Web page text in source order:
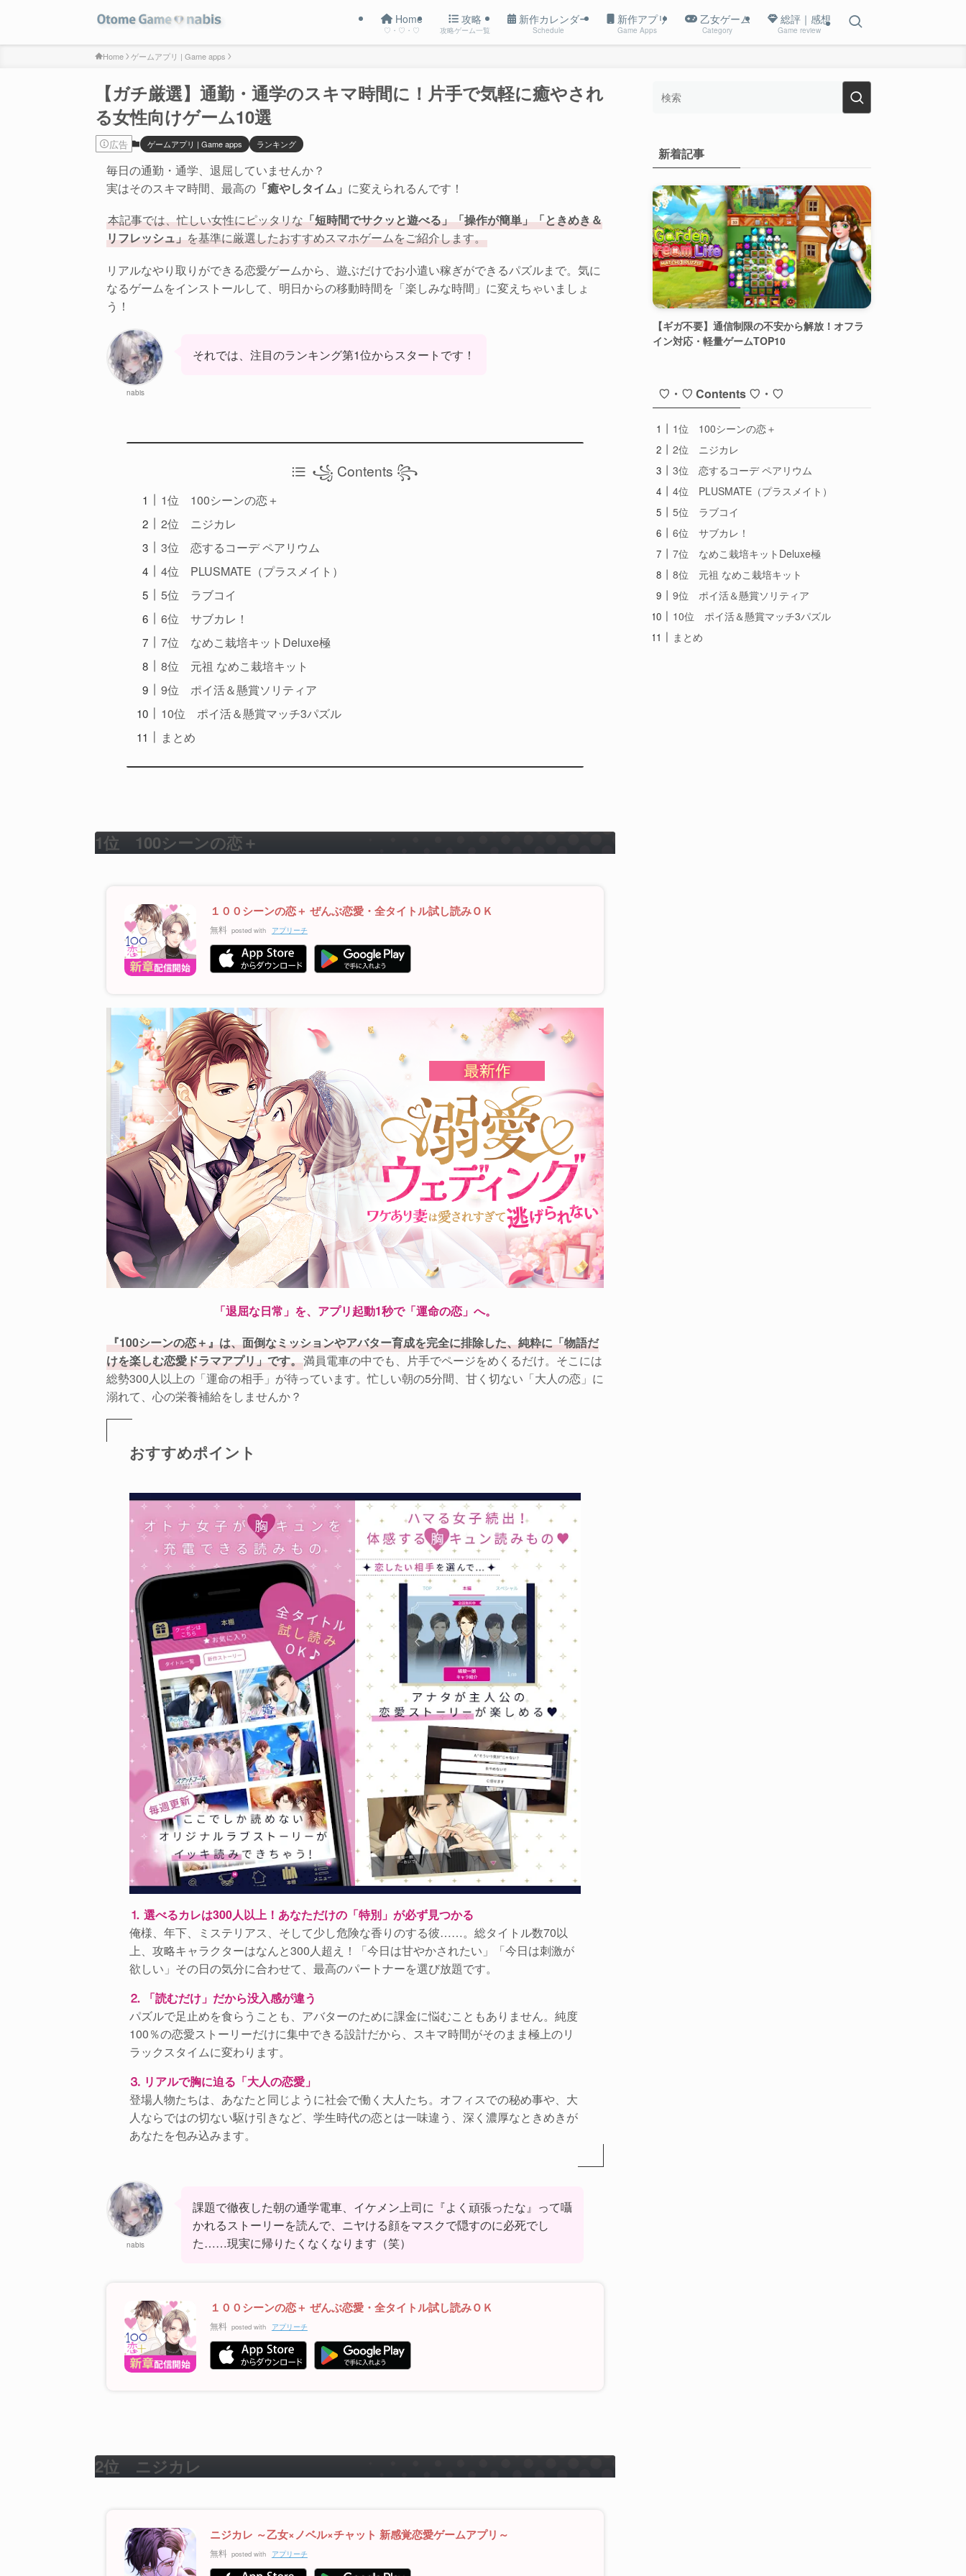
Home
♡・♡・♡
攻略
攻略ゲーム一覧
新作カレンダー
Schedule
新作アプリ
Game Apps
乙女ゲーム
Category
総評｜感想
Game review
Home ゲームアプリ | Game apps
【ガチ厳選】通勤・通学のスキマ時間に！片手で気軽に癒やされ
る女性向けゲーム10選
広告 ゲームアプリ | Game apps ランキング
毎日の通勤・通学、退屈していませんか？
実はそのスキマ時間、最高の 「癒やしタイム」 に変えられるんです！
本記事では、忙しい女性にピッタリな「短時間でサクッと遊べる」「操作が簡単」「ときめき＆
リフレッシュ」を基準に厳選したおすすめスマホゲームをご紹介します。
リアルなやり取りができる恋愛ゲームから、遊ぶだけでお小遣い稼ぎができるパズルまで。気に
なるゲームをインストールして、明日からの移動時間を「楽しみな時間」に変えちゃいましょ
う！
nabis
それでは、注目のランキング第1位からスタートです！
꧁ Contents ꧂
1位 100シーンの恋＋
2位 ニジカレ
3位 恋するコーデ ペアリウム
4位 PLUSMATE（プラスメイト）
5位 ラブコイ
6位 サブカレ！
7位 なめこ栽培キットDeluxe極
8位 元祖 なめこ栽培キット
9位 ポイ活＆懸賞ソリティア
10位 ポイ活＆懸賞マッチ3パズル
まとめ
1位 100シーンの恋＋
１００シーンの恋＋ ぜんぶ恋愛・全タイトル試し読みＯＫ
無料 posted with アプリーチ
「退屈な日常」を、アプリ起動1秒で「運命の恋」へ。
『100シーンの恋＋』は、面倒なミッションやアバター育成を完全に排除した、純粋に「物語だ
けを楽しむ恋愛ドラマアプリ」です。満員電車の中でも、片手でページをめくるだけ。そこには
総勢300人以上の「運命の相手」が待っています。忙しい朝の5分間、甘く切ない「大人の恋」に
溺れて、心の栄養補給をしませんか？
おすすめポイント
⒈ 選べるカレは300人以上！あなただけの「特別」が必ず見つかる
俺様、年下、ミステリアス、そして少し危険な香りのする彼……。総タイトル数70以
上、攻略キャラクターはなんと300人超え！「今日は甘やかされたい」「今日は刺激が
欲しい」その日の気分に合わせて、最高のパートナーを選び放題です。
⒉ 「読むだけ」だから没入感が違う
パズルで足止めを食らうことも、アバターのために課金に悩むこともありません。純度
100％の恋愛ストーリーだけに集中できる設計だから、スキマ時間がそのまま極上のリ
ラックスタイムに変わります。
⒊ リアルで胸に迫る「大人の恋愛」
登場人物たちは、あなたと同じように社会で働く大人たち。オフィスでの秘め事や、大
人ならではの切ない駆け引きなど、学生時代の恋とは一味違う、深く濃厚なときめきが
あなたを包み込みます。
nabis
課題で徹夜した朝の通学電車、イケメン上司に『よく頑張ったな』って囁
かれるストーリーを読んで、ニヤける顔をマスクで隠すのに必死でし
た……現実に帰りたくなくなります（笑）
１００シーンの恋＋ ぜんぶ恋愛・全タイトル試し読みＯＫ
無料 posted with アプリーチ
2位 ニジカレ
ニジカレ ～乙女×ノベル×チャット 新感覚恋愛ゲームアプリ～
無料 posted with アプリーチ
新着記事
【ギガ不要】通信制限の不安から解放！オフラ
イン対応・軽量ゲームTOP10
♡・♡ Contents ♡・♡
1位 100シーンの恋＋
2位 ニジカレ
3位 恋するコーデ ペアリウム
4位 PLUSMATE（プラスメイト）
5位 ラブコイ
6位 サブカレ！
7位 なめこ栽培キットDeluxe極
8位 元祖 なめこ栽培キット
9位 ポイ活＆懸賞ソリティア
10位 ポイ活＆懸賞マッチ3パズル
まとめ